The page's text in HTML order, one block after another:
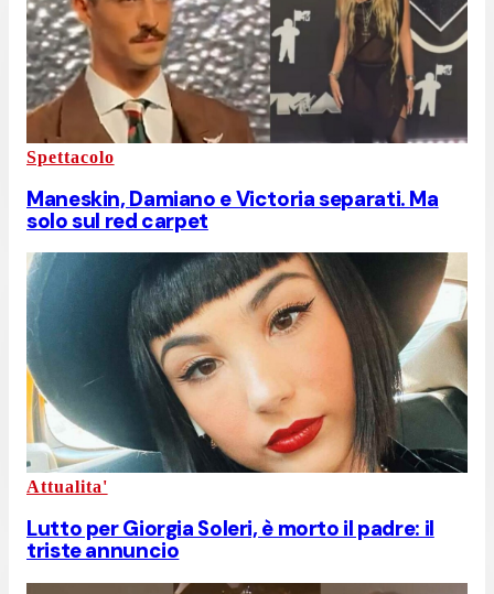
Spettacolo
Maneskin, Damiano e Victoria separati. Ma
solo sul red carpet
Attualita'
Lutto per Giorgia Soleri, è morto il padre: il
triste annuncio